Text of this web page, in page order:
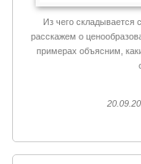
Из чего
расскажем о
примерах объясним,